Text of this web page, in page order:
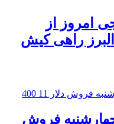
امروز از
البرز راهی کیش
فروش